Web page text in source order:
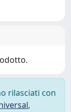
rilasciati con
,